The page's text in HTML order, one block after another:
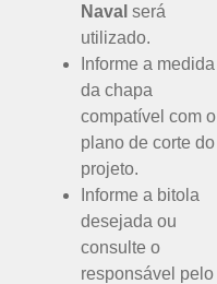
Naval será
utilizado.
Informe a medida
da chapa
compatível com o
plano de corte do
projeto.
Informe a bitola
desejada ou
consulte o
responsável pelo